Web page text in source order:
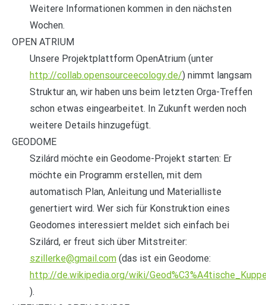
Weitere Informationen kommen in den nächsten
Wochen.
OPEN ATRIUM
Unsere Projektplattform OpenAtrium (unter
http://collab.opensourceecology.de/) nimmt langsam
Struktur an, wir haben uns beim letzten Orga-Treffen
schon etwas eingearbeitet. In Zukunft werden noch
weitere Details hinzugefügt.
GEODOME
Szilárd möchte ein Geodome-Projekt starten: Er
möchte ein Programm erstellen, mit dem
automatisch Plan, Anleitung und Materialliste
genertiert wird. Wer sich für Konstruktion eines
Geodomes interessiert meldet sich einfach bei
Szilárd, er freut sich über Mitstreiter:
szillerke@gmail.com (das ist ein Geodome:
http://de.wikipedia.org/wiki/
).